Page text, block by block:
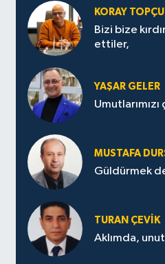
KORAY TOPÇU
Bizi bize
ettiler,
YAŞAR GELER
Umutlarımızı
MUSTAFA
Güldürmek
TURAN ÇEVİK
Aklımda,